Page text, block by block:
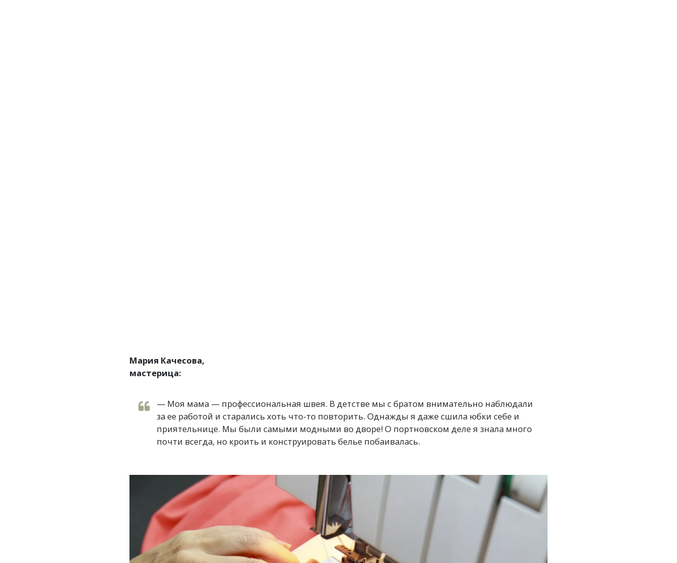
Мария Качесова,
мастерица:
— Моя мама — профессиональная швея. В детстве мы с братом внимательно наблюдали
за ее работой и старались хоть что-то повторить. Однажды я даже сшила юбки себе и
приятельнице. Мы были самыми модными во дворе! О портновском деле я знала много
почти всегда, но кроить и конструировать белье побаивалась.